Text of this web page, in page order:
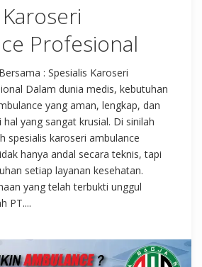
Profesional
: Spesialis Karoseri
Dalam dunia medis, kebutuhan
yang aman, lengkap, dan
yang sangat krusial. Di sinilah
spesialis karoseri ambulance
hanya andal secara teknis, tapi
setiap layanan kesehatan.
yang telah terbukti unggul
PT....